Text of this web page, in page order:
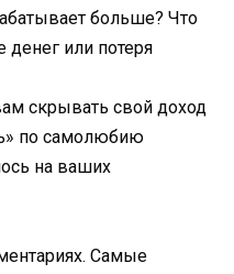
больше? Что
денег или потеря
скрывать свой доход
по самолюбию
на ваших
Самые